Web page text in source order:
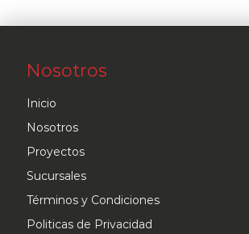
Nosotros
Inicio
Nosotros
Proyectos
Sucursales
Términos y Condiciones
Politicas de Privacidad